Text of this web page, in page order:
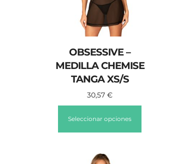
OBSESSIVE –
MEDILLA CHEMISE
TANGA XS/S
30,57€
Seleccionar opciones